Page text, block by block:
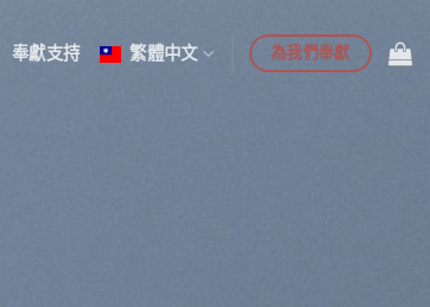
奉獻支持 繁體中文 為我們奉獻